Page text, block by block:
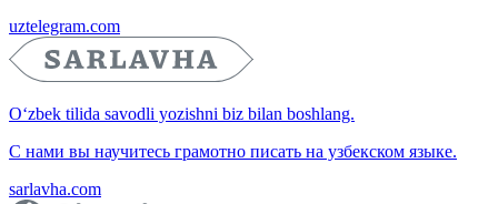
uztelegram.com
O‘zbek tilida savodli yozishni biz bilan boshlang.
С нами вы научитесь грамотно писать на узбекском языке.
sarlavha.com